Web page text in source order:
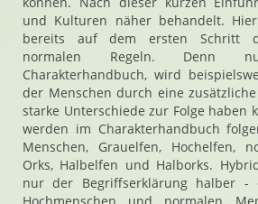
und Kulturen näher behandelt.
bereits auf dem ersten Schritt
normalen Regeln. Denn
Charakterhandbuch, wird
der Menschen durch eine
starke Unterschiede zur Folge haben
werden im Charakterhandbuch
Menschen, Grauelfen, Hochelfen,
Orks, Halbelfen und Halborks.
nur der Begriffserklärung halber -